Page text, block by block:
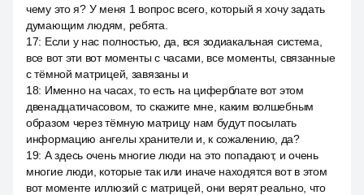
чему это я? У меня 1 вопрос всего, который я хочу задать
думающим людям, ребята.
17: Если у нас полностью, да, вся зодиакальная система,
все вот эти вот моменты с часами, все моменты, связанные
с тёмной матрицей, завязаны и
18: Именно на часах, то есть на циферблате вот этом
двенадцатичасовом, то скажите мне, каким волшебным
образом через тёмную матрицу нам будут посылать
информацию ангелы хранители и, к сожалению, да?
19: А здесь очень многие люди на это попадают, и очень
многие люди, которые так или иначе находятся вот в этом
вот моменте иллюзий с матрицей, они верят реально, что